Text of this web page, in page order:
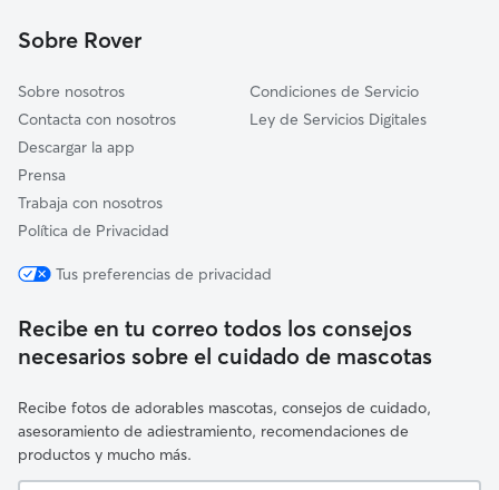
Mañaria
Sobre Rover
Sobre nosotros
Contacta con nosotros
Descargar la app
Prensa
Trabaja con nosotros
Política de Privacidad
Condiciones de Servicio
Ley de Servicios Digitales
Tus preferencias de privacidad
Recibe en tu correo todos los consejos
necesarios sobre el cuidado de mascotas
Recibe fotos de adorables mascotas, consejos de cuidado,
asesoramiento de adiestramiento, recomendaciones de
productos y mucho más.